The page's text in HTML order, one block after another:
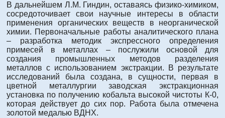
В дальнейшем Л.М. Гиндин, оставаясь физико-химиком,
сосредоточивает свои научные интересы в области
применения органических веществ в неорганической
химии. Первоначальные работы аналитического плана
– разработка методик экспрессного определения
примесей в металлах – послужили основой для
создания промышленных методов разделения
металлов с использованием экстракции. В результате
исследований была создана, в сущности, первая в
цветной металлургии заводская экстракционная
установка по получению кобальта высокой чистоты К-0,
которая действует до сих пор. Работа была отмечена
золотой медалью ВДНХ.